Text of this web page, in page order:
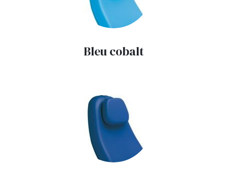
Bleu cobalt